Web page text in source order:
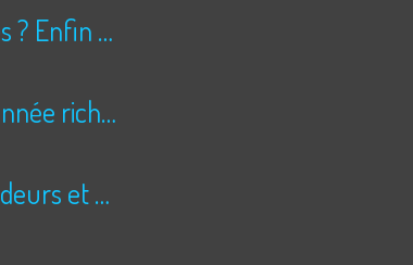
Peur des filles ? Enfin rassuré ?
Encore une année riche en cinéma pour Super 8 !
Les ambassadeurs et SUPER 8 - La solidarité en action